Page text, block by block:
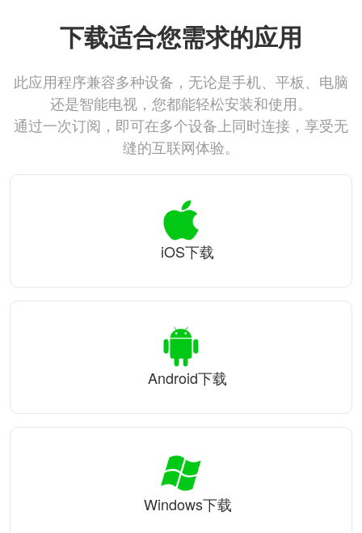
下载适合您需求的应用
此应用程序兼容多种设备，无论是手机、平板、电脑
还是智能电视，您都能轻松安装和使用。
通过一次订阅，即可在多个设备上同时连接，享受无
缝的互联网体验。
iOS下载
Android下载
Windows下载